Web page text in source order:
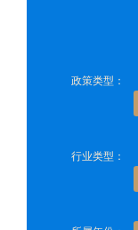
政策类型：
行业类型：